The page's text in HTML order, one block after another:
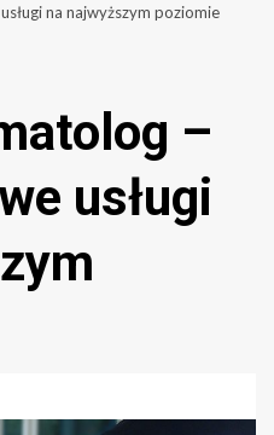
na najwyższym poziomie
–
usługi